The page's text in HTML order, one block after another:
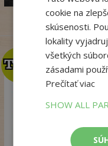
TOP
TOP
cookie na
skúsenosti.
lokality
všetkých
zásadami
Prečítať viac
SHOW ALL